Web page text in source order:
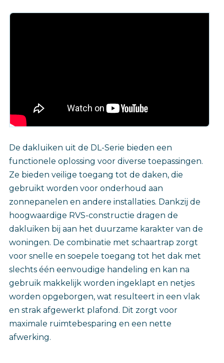
De dakluiken uit de DL-Serie bieden een
functionele oplossing voor diverse toepassingen.
Ze bieden veilige toegang tot de daken, die
gebruikt worden voor onderhoud aan
zonnepanelen en andere installaties. Dankzij de
hoogwaardige RVS-constructie dragen de
dakluiken bij aan het duurzame karakter van de
woningen. De combinatie met schaartrap zorgt
voor snelle en soepele toegang tot het dak met
slechts één eenvoudige handeling en kan na
gebruik makkelijk worden ingeklapt en netjes
worden opgeborgen, wat resulteert in een vlak
en strak afgewerkt plafond. Dit zorgt voor
maximale ruimtebesparing en een nette
afwerking.